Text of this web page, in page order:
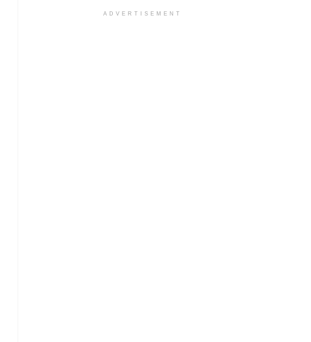
ADVERTISEMENT